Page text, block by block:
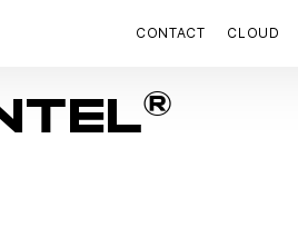
CONTACT CLOUD
®